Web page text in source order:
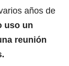
años de
uso un
reunión